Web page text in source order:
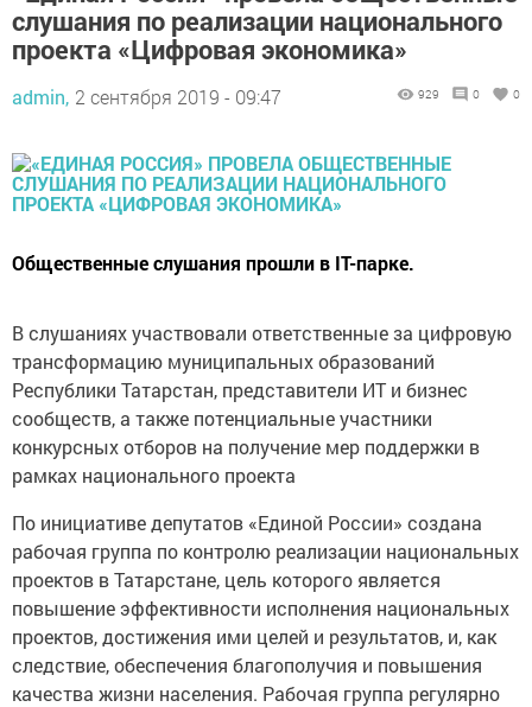
слушания по реализации национального
проекта «Цифровая экономика»
admin, 2 сентября 2019 - 09:47 929 0 0
Общественные слушания прошли в IT-парке.
В слушаниях участвовали ответственные за цифровую
трансформацию муниципальных образований
Республики Татарстан, представители ИТ и бизнес
сообществ, а также потенциальные участники
конкурсных отборов на получение мер поддержки в
рамках национального проекта
По инициативе депутатов «Единой России» создана
рабочая группа по контролю реализации национальных
проектов в Татарстане, цель которого является
повышение эффективности исполнения национальных
проектов, достижения ими целей и результатов, и, как
следствие, обеспечения благополучия и повышения
качества жизни населения. Рабочая группа регулярно